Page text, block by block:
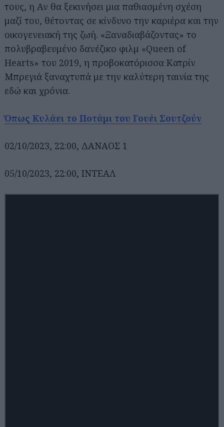
τους, η Αν θα ξεκινήσει μια παθιασμένη σχέση
μαζί του, θέτοντας σε κίνδυνο την καριέρα και την
οικογενειακή της ζωή. «Ξαναδιαβάζοντας» το
πολυβραβευμένο δανέζικο φιλμ «Queen of
Hearts» του 2019, η προβοκατόρισσα Κατρίν
Μπρεγιά ξαναχτυπά με την καλύτερη ταινία της
εδώ και χρόνια.
Όπως Κυλάει το Ποτάμι του Γουέι Σουτζούν
02/10/2023, 22:00, ΔΑΝΑΟΣ 1
05/10/2023, 22:00, ΙΝΤΕΑΛ